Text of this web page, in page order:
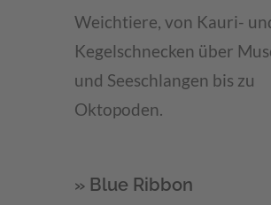
Weichtiere, von Kauri-
Kegelschnecken über
und Seeschlangen bis zu
Oktopoden.
» Blue Ribbon